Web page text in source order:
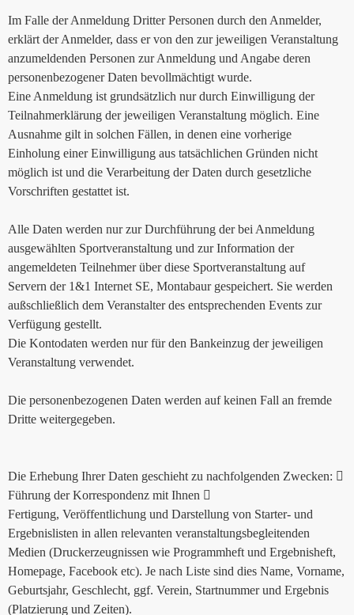
Im Falle der Anmeldung Dritter Personen durch den Anmelder,
erklärt der Anmelder, dass er von den zur jeweiligen Veranstaltung
anzumeldenden Personen zur Anmeldung und Angabe deren
personenbezogener Daten bevollmächtigt wurde.
Eine Anmeldung ist grundsätzlich nur durch Einwilligung der
Teilnahmerklärung der jeweiligen Veranstaltung möglich. Eine
Ausnahme gilt in solchen Fällen, in denen eine vorherige
Einholung einer Einwilligung aus tatsächlichen Gründen nicht
möglich ist und die Verarbeitung der Daten durch gesetzliche
Vorschriften gestattet ist.
Alle Daten werden nur zur Durchführung der bei Anmeldung
ausgewählten Sportveranstaltung und zur Information der
angemeldeten Teilnehmer über diese Sportveranstaltung auf
Servern der 1&1 Internet SE, Montabaur gespeichert. Sie werden
außschließlich dem Veranstalter des entsprechenden Events zur
Verfügung gestellt.
Die Kontodaten werden nur für den Bankeinzug der jeweiligen
Veranstaltung verwendet.
Die personenbezogenen Daten werden auf keinen Fall an fremde
Dritte weitergegeben.
Die Erhebung Ihrer Daten geschieht zu nachfolgenden Zwecken: 
Führung der Korrespondenz mit Ihnen 
Fertigung, Veröffentlichung und Darstellung von Starter- und
Ergebnislisten in allen relevanten veranstaltungsbegleitenden
Medien (Druckerzeugnissen wie Programmheft und Ergebnisheft,
Homepage, Facebook etc). Je nach Liste sind dies Name, Vorname,
Geburtsjahr, Geschlecht, ggf. Verein, Startnummer und Ergebnis
(Platzierung und Zeiten).